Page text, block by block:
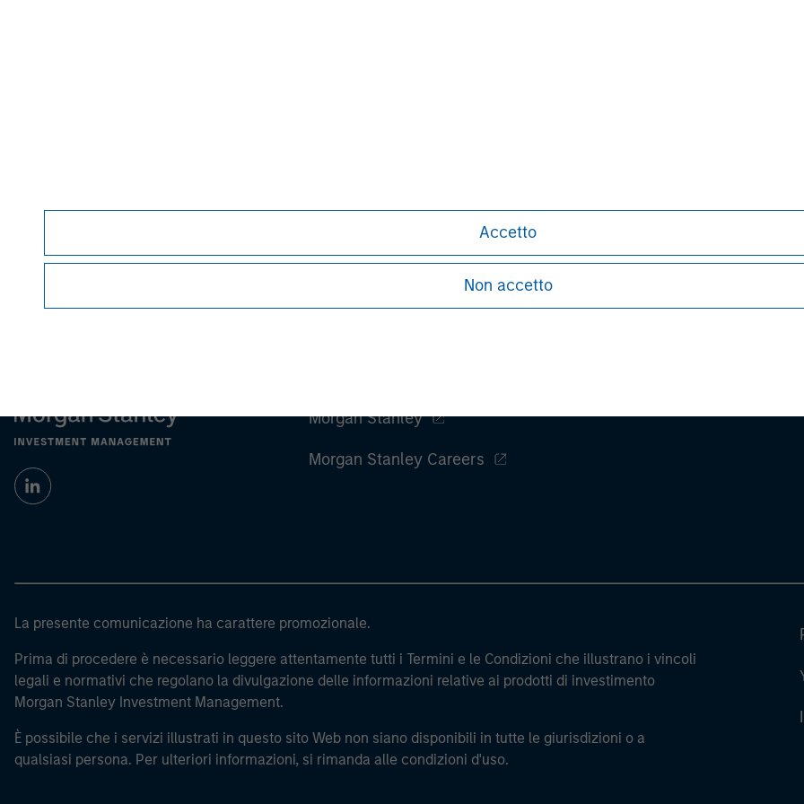
Accetto
Non accetto
Morgan Stanley
Morgan Stanley Careers
La presente comunicazione ha carattere promozionale.
Prima di procedere è necessario leggere attentamente tutti i Termini e le Condizioni che illustrano i vincoli
legali e normativi che regolano la divulgazione delle informazioni relative ai prodotti di investimento
Morgan Stanley Investment Management.
È possibile che i servizi illustrati in questo sito Web non siano disponibili in tutte le giurisdizioni o a
qualsiasi persona. Per ulteriori informazioni, si rimanda alle condizioni d'uso.